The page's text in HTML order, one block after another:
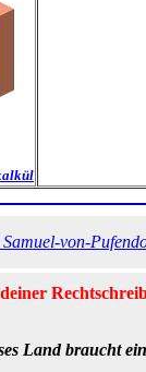
von-
Land braucht